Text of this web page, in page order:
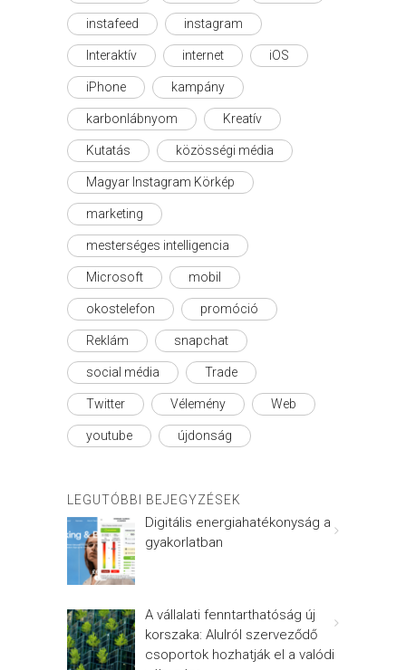
instafeed instagram
Interaktív internet iOS
iPhone kampány
karbonlábnyom Kreatív
Kutatás közösségi média
Magyar Instagram Körkép
marketing
mesterséges intelligencia
Microsoft mobil
okostelefon promóció
Reklám snapchat
social média Trade
Twitter Vélemény Web
youtube újdonság
LEGUTÓBBI BEJEGYZÉSEK
Digitális energiahatékonyság a
gyakorlatban
A vállalati fenntarthatóság új
korszaka: Alulról szerveződő
csoportok hozhatják el a valódi